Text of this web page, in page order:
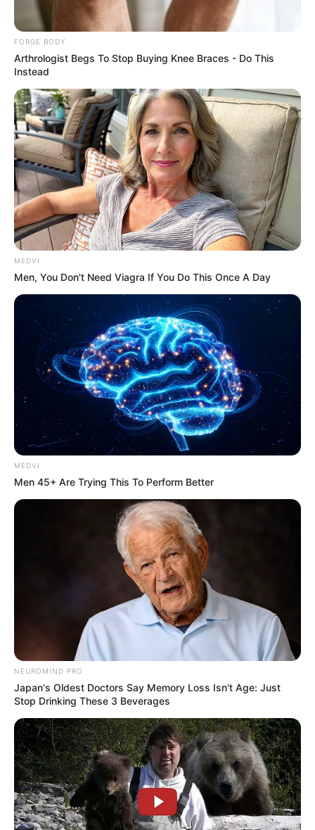
ถ้า ทำแท้ง ไปแล้ว เรามีวิธีแก้หรือเปล่า
ทำไปแล้วก็แล้วไป เตรียมรับใช้กรรมไว้ให้ดี แต่ทว่า เราจะ
มามัวเศร้าใจอยู่ทำไม เมื่อกรรมให้ผล ก็ขอให้เจือกับบุญที่
เราทำไว้ตลอดเวลาก็แล้วกัน เพราะเคราะห์กรรมเก่าจะ
มาให้ผล ปัจจุบันเท่านั้นเปรียบเสมือน พรุ่งนี้จะมาถึงเรา
ได้ ก็รอจนกว่าจะถึงวันนี้นั่นแหละกรรมเก่าจะให้ผล ก็ใน
ปัจจุบันเท่านั้น เพราะฉะนั้น ปัจจุบันทำกรรมดีเอาไว้
เตรียมต้อนรับกรรมเก่าที่เราทำไป การเศร้าใจกับสิ่งที่
พลาดไป จึงไม่มีประโยชน์ แต่จงระอายใจในการกระทำต่อ
ไปข้างหน้าดีกว่า สร้างแต่กุศลไว้มากๆ
ทำอย่างไรให้กรรมจากการ ทำแท้ง ที่มีอยู่สูญ
กรรมนี้ไม่มีสูญ จะสูญได้ต่อเมื่อชดใช้กรรมเท่านั้น ไม่ต้อง
เสียใจ ในเมื่อบาปเก่าเข้ามา ปัจจุบันทำบุญไว้ ก็ต้องเจือ
จาง ดั่งเช่นน้ำใสๆ หนึ่งถังใหญ่ จะปนน้ำสีดำบ้างสักหนึ่ง
ช้อน ก็ไม่มีผลเมื่อบุญเรามากกรรมเก่าก็ไม่มีผล บาปเก่า
ให้ผลอยู่แต่ไม่ระคาย ดั่งเช่นว่า ฉายไฟขึ้นฟ้า ในตอน
กลางวัน แม้ไฟฉายจะแรงก็ไม่มีผล เพราะความสว่าง
พระอาทิตย์แรงกว่า กล่าวคือ เมื่อเราทำกุศลไว้มากๆ แม้
กรรมเก่าจะเข้ามา ก็ไม่มีผล ความทุกข์ก็เกิดขึ้นกับเราไม่
ได้ หรือเกิดขึ้นได้โดยยาก ดั่งไฟฉายไม่มีผลในตอนกลาง
วัน มิใช่กรรมเก่าจะสูญแต่บุญใหม่เรามากกว่า กรรมเก่า
จึงทำให้เราเศร้าหมองไม่ได้หมั่นสร้างบุญกุศลไว้ เพราะ
เราไม่รู้ว่าทำบาปอะไรไว้บ้างบุญนี้แล้ว เป็นที่มาแห่งความ
สุข กุศลธรรม
(ขอบคุณข้อมูลจาก anijung
www.watasokaram.com)
(ขอบคุณภาพประกอบจากอินเตอร์เน็ต)
FORGE BODY
Arthrologist Begs To Stop Buying Knee Braces - Do This
Instead
MEDVI
Men, You Don't Need Viagra If You Do This Once A Day
MEDVI
Men 45+ Are Trying This To Perform Better
NEUROMIND PRO
Japan's Oldest Doctors Say Memory Loss Isn't Age: Just
Stop Drinking These 3 Beverages